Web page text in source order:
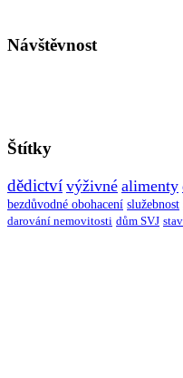
Návštěvnost
Štítky
dědictví výživné alimenty
bezdůvodné obohacení služebnost
darování nemovitosti dům SVJ